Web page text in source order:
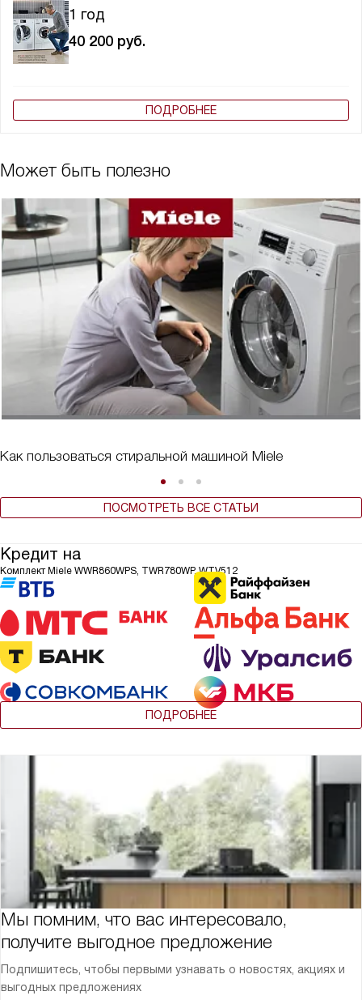
1 год
40 200 руб.
ПОДРОБНЕЕ
Может быть полезно
Как пользоваться стиральной машиной Miele
ПОСМОТРЕТЬ ВСЕ СТАТЬИ
Кредит на
Комплект Miele WWR860WPS, TWR780WP, WTV512
ПОДРОБНЕЕ
Мы помним, что вас интересовало,
получите выгодное предложение
Подпишитесь, чтобы первыми узнавать о новостях, акциях и
выгодных предложениях